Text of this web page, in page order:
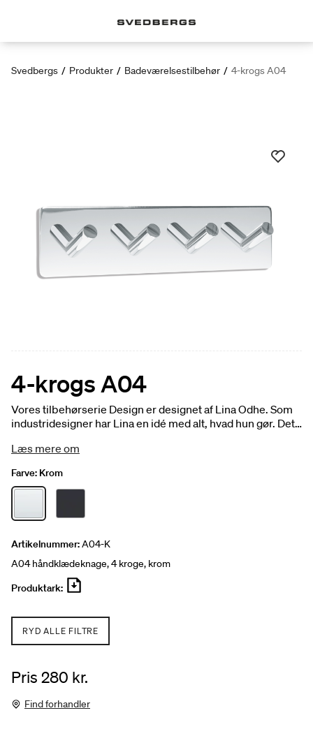
Svedbergs / Produkter / Badeværelsestilbehør / 4-krogs A04
4-krogs A04
Vores tilbehørserie Design er designet af Lina Odhe. Som
industridesigner har Lina en idé med alt, hvad hun gør. Det
overensstemmelse med Svedbergs idé om funktion og
samtidig med at Lina tilfører hvert enkelt element dets
egen identitet. Detaljer måske. Men vigtige for et komplet
krom og sort mat.
Læs mere om
Farve: Krom
Artikelnummer:A04-K
A04 håndklædeknage, 4 kroge, krom
Produktark:
RYD ALLE FILTRE
Pris 280 kr.
Find forhandler